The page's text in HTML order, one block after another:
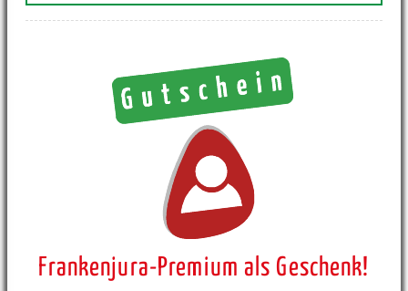
Frankenjura-Premium als Geschenk!